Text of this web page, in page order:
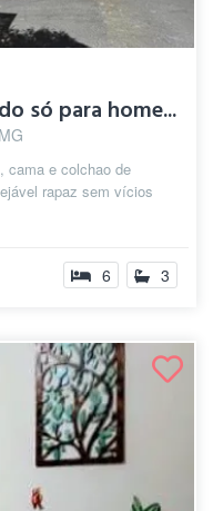
só para home...
cama e colchao de
rapaz sem vícios
6 3